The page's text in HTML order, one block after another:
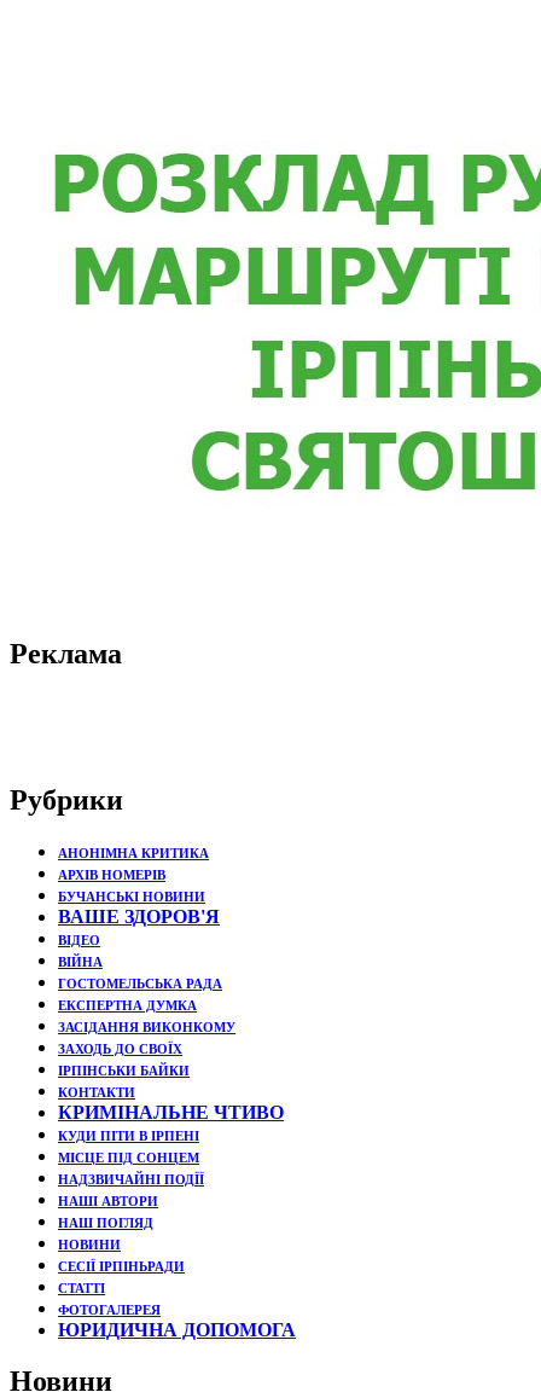
Реклама
Рубрики
АНОНІМНА КРИТИКА
АРХІВ НОМЕРІВ
БУЧАНСЬКІ НОВИНИ
ВАШЕ ЗДОРОВ'Я
ВІДЕО
ВІЙНА
ГОСТОМЕЛЬСЬКА РАДА
ЕКСПЕРТНА ДУМКА
ЗАСІДАННЯ ВИКОНКОМУ
ЗАХОДЬ ДО СВОЇХ
ІРПІНСЬКИ БАЙКИ
КОНТАКТИ
КРИМІНАЛЬНЕ ЧТИВО
КУДИ ПІТИ В ІРПЕНІ
МІСЦЕ ПІД СОНЦЕМ
НАДЗВИЧАЙНІ ПОДЇЇ
НАШІ АВТОРИ
НАШ ПОГЛЯД
НОВИНИ
СЕСІЇ ІРПІНЬРАДИ
СТАТТІ
ФОТОГАЛЕРЕЯ
ЮРИДИЧНА ДОПОМОГА
Новини